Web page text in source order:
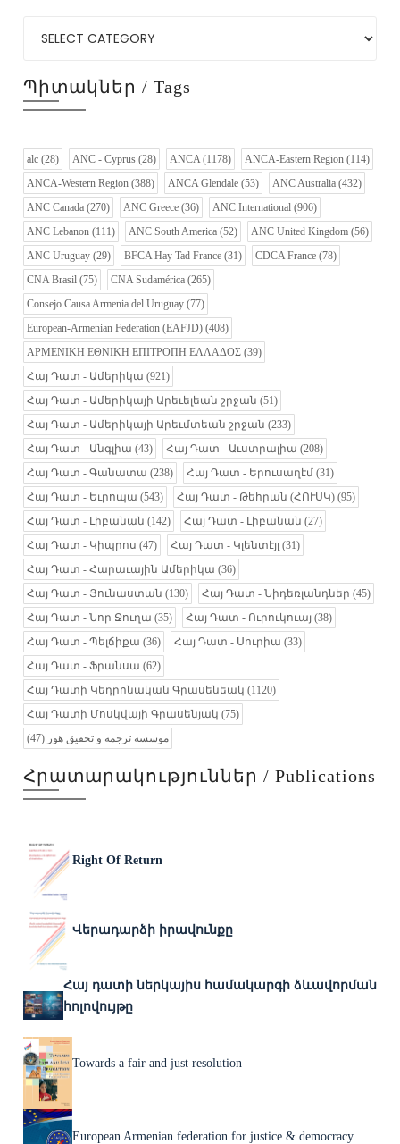
Պիտակներ / Tags
alc (28) ANC - Cyprus (28) ANCA(1178) ANCA-Eastern Region (114)
ANCA-Western Region (388) ANCA Glendale (53) ANC Australia (432)
ANC Canada (270) ANC Greece (36) ANC International (906)
ANC Lebanon (111) ANC South America (52) ANC United Kingdom (56)
ANC Uruguay (29) BFCA Hay Tad France (31) CDCA France (78)
CNA Brasil (75) CNA Sudamérica (265)
Consejo Causa Armenia del Uruguay (77)
European-Armenian Federation (EAFJD) (408)
ΑΡΜΕΝΙΚΗ ΕΘΝΙΚΗ ΕΠΙΤΡΟΠΗ ΕΛΛΑΔΟΣ (39)
Հայ Դատ - Ամերիկա (921)
Հայ Դատ - Ամերիկայի Արեւելեան շրջան (51)
Հայ Դատ - Ամերիկայի Արեւմտեան շրջան (233)
Հայ Դատ - Անգլիա (43) Հայ Դատ - Աւստրալիա (208)
Հայ Դատ - Գանատա (238) Հայ Դատ - Երուսաղէմ (31)
Հայ Դատ - Եւրոպա (543) Հայ Դատ - Թեհրան (ՀՈՒՍԿ) (95)
Հայ Դատ - Լիբանան (142) Հայ Դատ - Լիբանան (27)
Հայ Դատ - Կիպրոս (47) Հայ Դատ - Կլենտէյլ (31)
Հայ Դատ - Հարաւային Ամերիկա (36)
Հայ Դատ - Յունաստան (130) Հայ Դատ - Նիդեռլանդներ (45)
Հայ Դատ - Նոր Ջուղա (35) Հայ Դատ - Ուրուկուայ (38)
Հայ Դատ - Պելճիքա (36) Հայ Դատ - Սուրիա (33)
Հայ Դատ - Ֆրանսա (62)
Հայ Դատի Կեդրոնական Գրասենեակ (1120)
Հայ Դատի Մոսկվայի Գրասենյակ (75)
موسسه ترجمه و تحقیق هور (47)
Հրատարակություններ / Publications
Right Of Return
Վերադարձի իրավունքը
Հայ դատի ներկայիս համակարգի ձևավորման
հոլովույթը
Towards a fair and just resolution
European Armenian federation for justice & democracy